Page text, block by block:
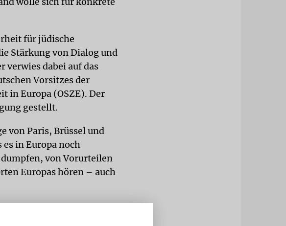
für jüdische
Stärkung von Dialog und
dabei auf das
Vorsitzes der
in Europa (OSZE). Der
gestellt.
von Paris, Brüssel und
es in Europa noch
von Vorurteilen
Europas hören – auch